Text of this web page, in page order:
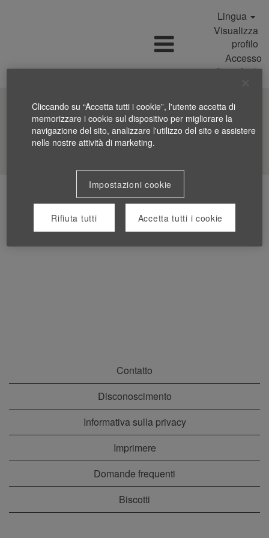
Lingua
Visualizza
profilo
Accesso
dipendente
Cerca nelle offerte
Contatto
Disconoscimento
Informativa sulla privacy
Imprimere
Domande frequenti
Biscotti
Cliccando su “Accetta tutti i cookie”, l'utente accetta di
memorizzare i cookie sul dispositivo per migliorare la
navigazione del sito, analizzare l'utilizzo del sito e assistere
nelle nostre attività di marketing.
Impostazioni cookie
Rifiuta tutti Accetta tutti i cookie